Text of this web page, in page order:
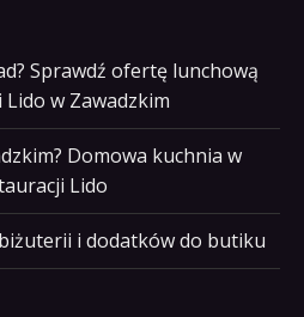
Sprawdź ofertę lunchową
Lido w Zawadzkim
Domowa kuchnia w
Lido
i dodatków do butiku